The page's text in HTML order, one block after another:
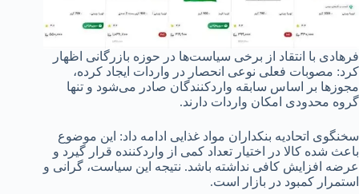
فرهادی با انتقاد از برخی سیاست‌ها در حوزه بازرگانی اظهار
کرد: مصوبات فعلی نوعی انحصار در واردات ایجاد کرده،
مجوز‌ها بر اساس سابقه واردکنندگان صادر می‌شود و تنها
گروه محدودی امکان واردات دارند.
سخنگوی اتحادیه بنکداران مواد غذایی ادامه داد: این موضوع
باعث شده کالا در اختیار تعداد کمی از واردکننده قرار گیرد و
عرضه افزایش کافی نداشته باشد. نتیجه این سیاست، گرانی و
استمرار کمبود در بازار است.